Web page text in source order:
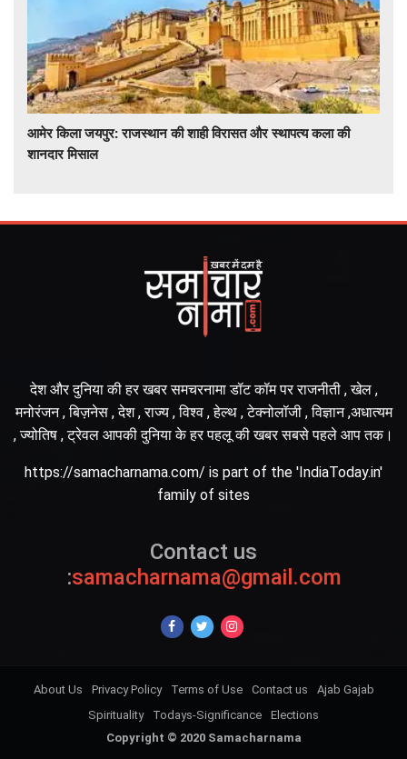
आमेर किला जयपुर: राजस्थान की शाही विरासत और स्थापत्य कला की
शानदार मिसाल
देश और दुनिया की हर खबर समचरनामा डॉट कॉम पर राजनीती , खेल ,
मनोरंजन , बिज़नेस , देश , राज्य , विश्व , हेल्थ , टेक्नोलॉजी , विज्ञान ,अधात्यम
, ज्योतिष , ट्रेवल आपकी दुनिया के हर पहलू की खबर सबसे पहले आप तक।
https://samacharnama.com/ is part of the 'IndiaToday.in'
family of sites
Contact us
:samacharnama@gmail.com
Copyright © 2020 Samacharnama
About Us Privacy Policy Terms of Use Contact us
Ajab Gajab
Spirituality
Todays-Significance Elections